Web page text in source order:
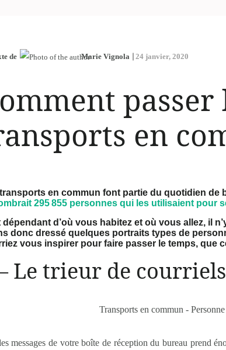
de Marie Vignola 24 janvier, 2020
en
en commun font partie du quotidien de
295 855 personnes qui les utilisaient pour
dépendant d’où vous habitez et où vous allez, il
donc dressé quelques portraits types de
vous inspirer pour faire passer le temps, que
Le trieur de courriels
messages de votre boîte de réception du bureau prend